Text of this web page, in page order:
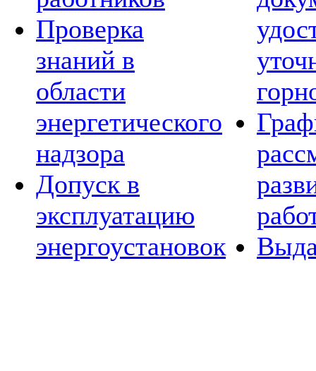
Проверка
знаний в
области
энергетического
надзора
Допуск в
эксплуатацию
энергоустановок